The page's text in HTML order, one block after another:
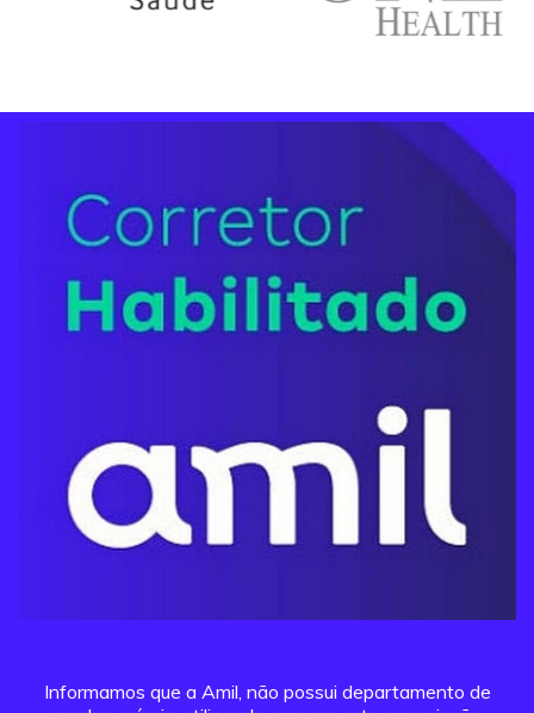
Informamos que a Amil, não possui departamento de